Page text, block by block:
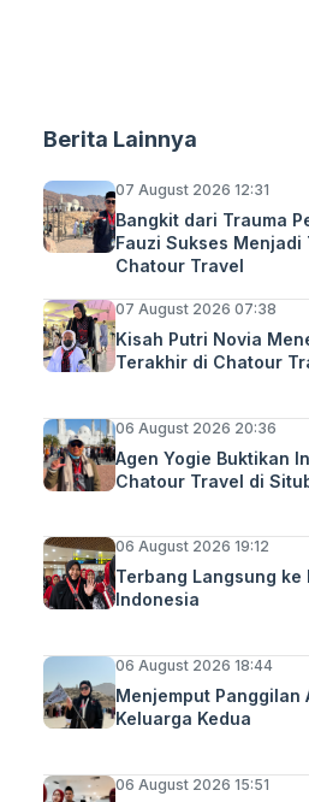
Berita Lainnya
07 August 2026 12:31
Bangkit dari Trauma
Fauzi Sukses Menjadi
Chatour Travel
07 August 2026 07:38
Kisah Putri Novia
Terakhir di Chatour
06 August 2026 20:36
Agen Yogie Buktikan
Chatour Travel di
06 August 2026 19:12
Terbang Langsung
Indonesia
06 August 2026 18:44
Menjemput Panggilan
Keluarga Kedua
06 August 2026 15:51